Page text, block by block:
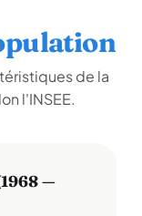
de la
l'INSEE.
—